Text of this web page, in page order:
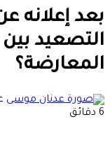
بعد إعلانه
التصعيد
المعارضة؟
6 دقائق